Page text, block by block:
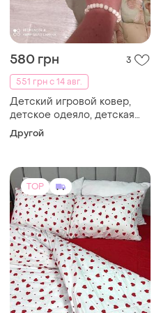
2690 грн 2
Набір постільної білизни
TOP